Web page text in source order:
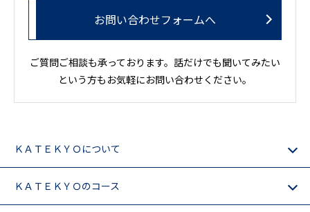
お問い合わせフォームへ
ご質問ご相談も承っております。話だけでも聞いてみたい
という方もお気軽にお問い合わせください。
ＫＡＴＥＫＹＯについて
ＫＡＴＥＫＹＯのコース